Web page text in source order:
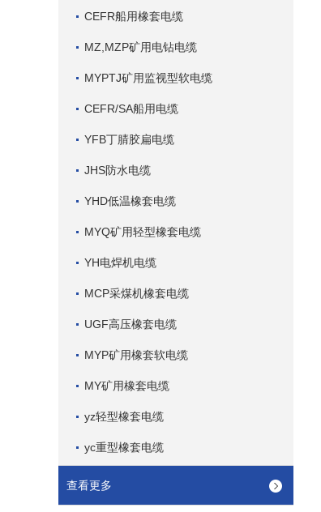
CEFR船用橡套电缆
MZ,MZP矿用电钻电缆
MYPTJ矿用监视型软电缆
CEFR/SA船用电缆
YFB丁腈胶扁电缆
JHS防水电缆
YHD低温橡套电缆
MYQ矿用轻型橡套电缆
YH电焊机电缆
MCP采煤机橡套电缆
UGF高压橡套电缆
MYP矿用橡套软电缆
MY矿用橡套电缆
yz轻型橡套电缆
yc重型橡套电缆
查看更多